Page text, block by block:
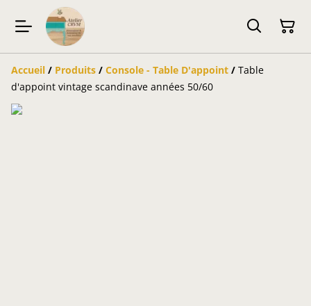
Accueil / Produits / Console - Table D'appoint / Table
d'appoint vintage scandinave années 50/60